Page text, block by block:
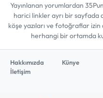
Yayınlanan yorumlardan
harici linkler ayrı bir sayfada
köşe yazıları ve fotoğraflar izin
herhangi bir ortamda
Hakkımızda
Künye
İletişim